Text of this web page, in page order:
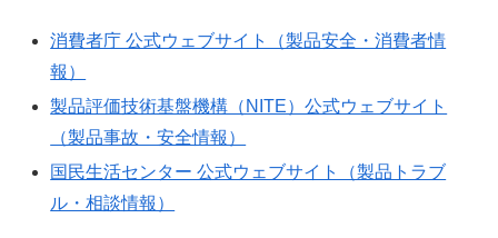
消費者庁 公式ウェブサイト（製品安全・消費者情
報）
製品評価技術基盤機構（NITE）公式ウェブサイト
（製品事故・安全情報）
国民生活センター 公式ウェブサイト（製品トラブ
ル・相談情報）